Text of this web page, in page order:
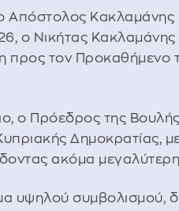
Απόστολος
ο Νικήτας Κακλαμάνης
προς τον Προκαθήμενο
ο Πρόεδρος της
Δημοκρατίας,
ακόμα
υψηλού συμβολισμού,